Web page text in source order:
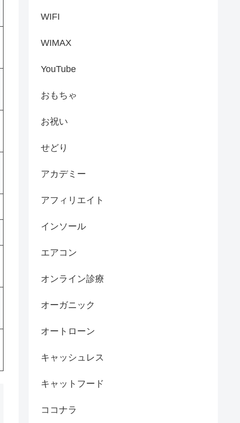
WIFI
WIMAX
YouTube
おもちゃ
お祝い
せどり
アカデミー
アフィリエイト
インソール
エアコン
オンライン診療
オーガニック
オートローン
キャッシュレス
キャットフード
ココナラ